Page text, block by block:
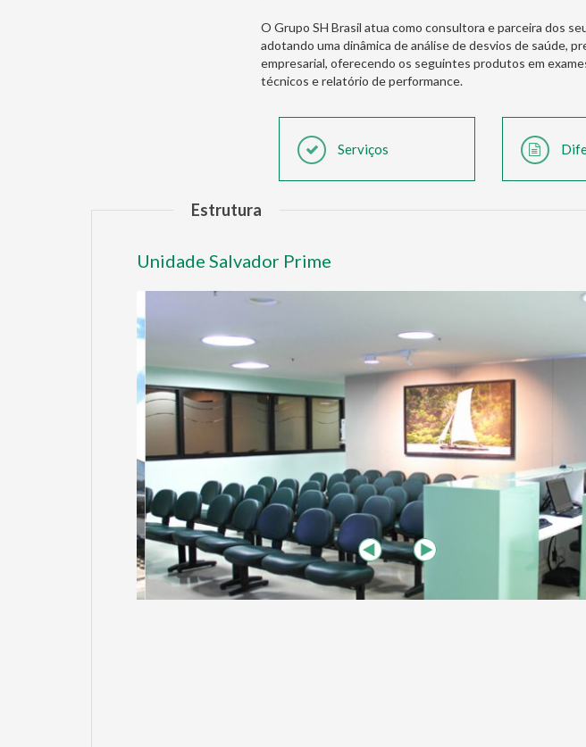
O Grupo SH Brasil atua como consultora e parceira dos
adotando uma dinâmica de análise de desvios de saúde,
empresarial, oferecendo os seguintes produtos em
técnicos e relatório de performance.
Serviços
Estrutura
Unidade Salvador Prime